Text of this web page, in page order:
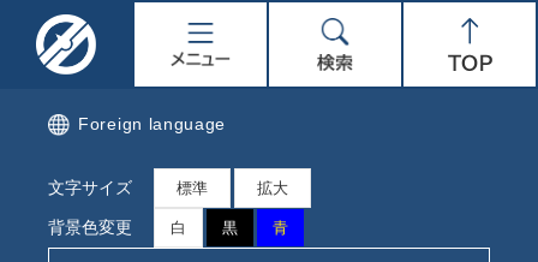
ニ
ュ
ー
索
Foreign language
文字サイズ 標準 拡大
背景色変更 白 黒 青